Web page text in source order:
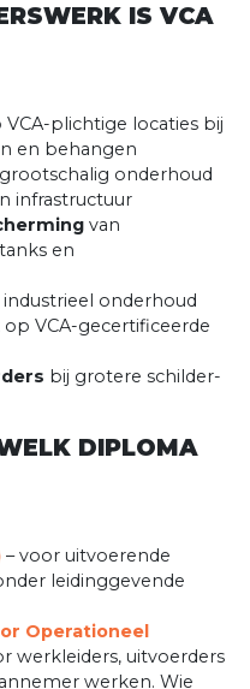
IS VCA
plichtige locaties bij
en behangen
onderhoud
infrastructuur
van
en
onderhoud
VCA-gecertificeerde
bij grotere schilder-
DIPLOMA
– voor uitvoerende
leidinggevende
Operationeel
werkleiders, uitvoerders
werken. Wie